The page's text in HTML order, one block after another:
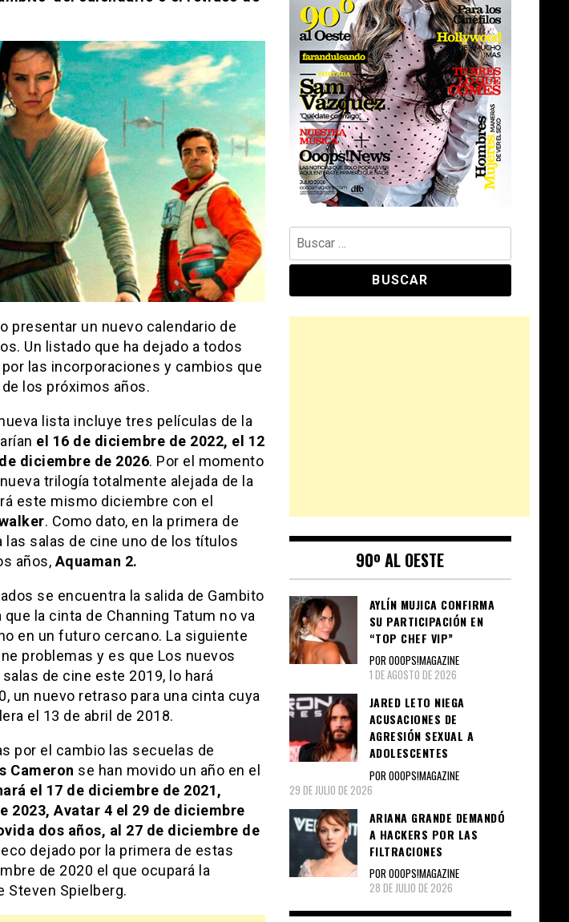
presentar un nuevo calendario de
Un listado que ha dejado a todos
las incorporaciones y cambios que
los próximos años.
lista incluye tres películas de la
el 16 de diciembre de 2022, el 12
diciembre de 2026. Por el momento
trilogía totalmente alejada de la
este mismo diciembre con el
. Como dato, en la primera de
salas de cine uno de los títulos
años, Aquaman 2.
se encuentra la salida de Gambito
la cinta de Channing Tatum no va
en un futuro cercano. La siguiente
problemas y es que Los nuevos
de cine este 2019, lo hará
un nuevo retraso para una cinta cuya
el 13 de abril de 2018.
por el cambio las secuelas de
Cameron se han movido un año en el
el 17 de diciembre de 2021,
2023, Avatar 4 el 29 de diciembre
dos años, al 27 de diciembre de
dejado por la primera de estas
de 2020 el que ocupará la
Steven Spielberg.
Buscar:
90º AL OESTE
AYLÍN MUJICA CONFIRMA
SU PARTICIPACIÓN EN
“TOP CHEF VIP”
POR OOOPS!MAGAZINE
1 DE AGOSTO DE 2026
JARED LETO NIEGA
ACUSACIONES DE
AGRESIÓN SEXUAL A
ADOLESCENTES
POR OOOPS!MAGAZINE
29 DE JULIO DE 2026
ARIANA GRANDE DEMANDÓ
A HACKERS POR LAS
FILTRACIONES
POR OOOPS!MAGAZINE
28 DE JULIO DE 2026